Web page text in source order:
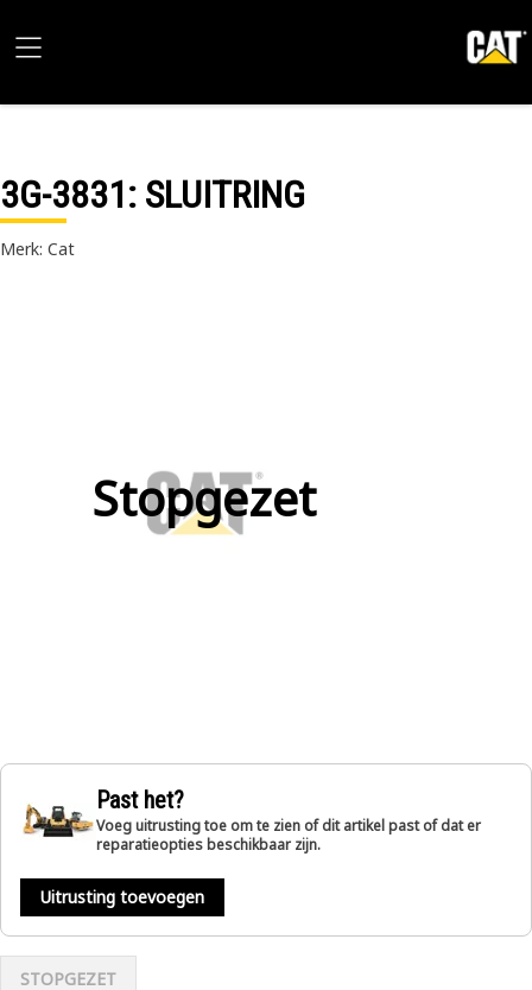
3G-3831: SLUITRING
Merk: Cat
Stopgezet
Past het?
Voeg uitrusting toe om te zien of dit artikel past of dat er
reparatieopties beschikbaar zijn.
Uitrusting toevoegen
STOPGEZET